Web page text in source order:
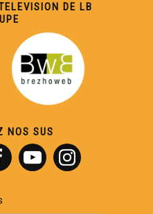
DE LB
NOS SUS